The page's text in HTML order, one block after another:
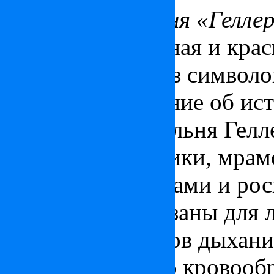
Лечебная купальня
Наиболее известная и
ставшая одним из
Первое упоминание об
Знаменитая купальня
плитки из майолики,
витражными окнами и
Процедуры показаны для
движения, органов
периферического